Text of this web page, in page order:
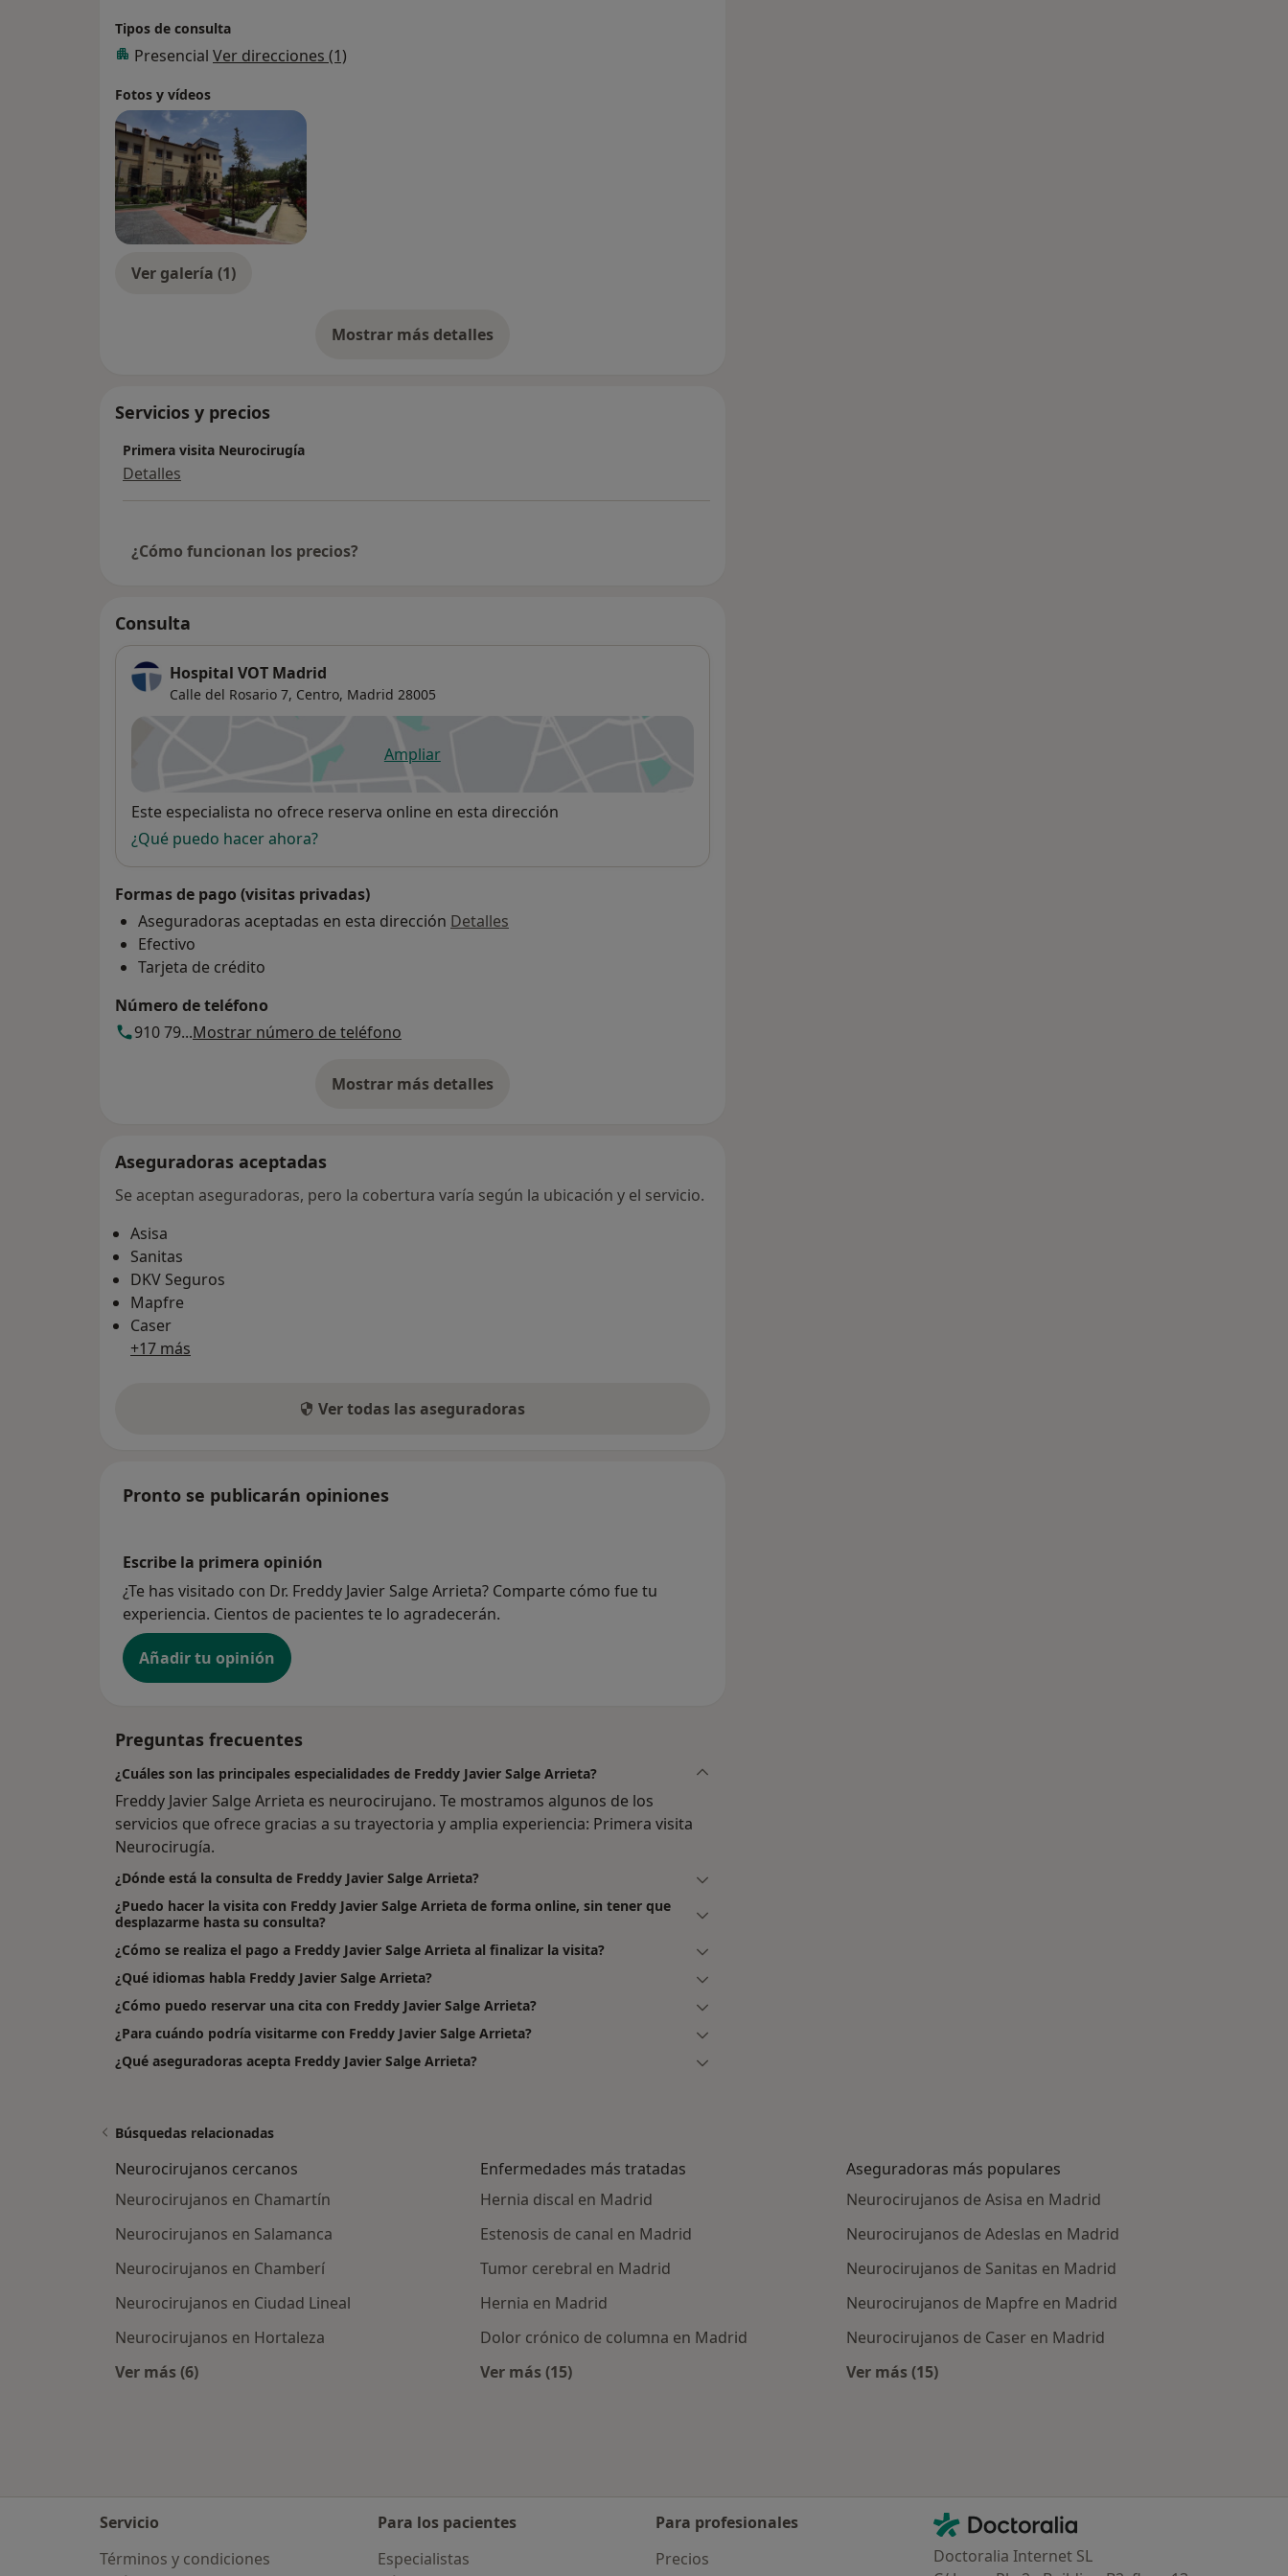
Tipos de consulta
Presencial Ver direcciones (1)
Fotos y vídeos
Ver galería (1)
Mostrar más detalles
sobre la experiencia
Servicios y precios
Primera visita Neurocirugía
Detalles
¿Cómo funcionan los precios?
Consulta
Hospital VOT Madrid
Calle del Rosario 7, Centro, Madrid 28005
Ampliarse abre en una nueva pestaña
Disponibilidad
Este especialista no ofrece reserva online en esta dirección
¿Qué puedo hacer ahora?
Formas de pago (visitas privadas)
Aseguradoras aceptadas en esta dirección Detalles
Efectivo
Tarjeta de crédito
Número de teléfono
910 79...Mostrar número de teléfono
Mostrar más detalles
sobre la dirección
Aseguradoras aceptadas
Se aceptan aseguradoras, pero la cobertura varía según la ubicación y el servicio.
Asisa
Sanitas
DKV Seguros
Mapfre
Caser
+17 más
Ver todas las aseguradoras
Pronto se publicarán opiniones
Escribe la primera opinión
¿Te has visitado con Dr. Freddy Javier Salge Arrieta? Comparte cómo fue tu
experiencia. Cientos de pacientes te lo agradecerán.
Añadir tu opinión
Preguntas frecuentes
¿Cuáles son las principales especialidades de Freddy Javier Salge Arrieta?
Freddy Javier Salge Arrieta es neurocirujano. Te mostramos algunos de los
servicios que ofrece gracias a su trayectoria y amplia experiencia: Primera visita
Neurocirugía.
¿Dónde está la consulta de Freddy Javier Salge Arrieta?
¿Puedo hacer la visita con Freddy Javier Salge Arrieta de forma online, sin tener que
desplazarme hasta su consulta?
¿Cómo se realiza el pago a Freddy Javier Salge Arrieta al finalizar la visita?
¿Qué idiomas habla Freddy Javier Salge Arrieta?
¿Cómo puedo reservar una cita con Freddy Javier Salge Arrieta?
¿Para cuándo podría visitarme con Freddy Javier Salge Arrieta?
¿Qué aseguradoras acepta Freddy Javier Salge Arrieta?
Búsquedas relacionadas
Neurocirujanos cercanos
Neurocirujanos en Chamartín
Neurocirujanos en Salamanca
Neurocirujanos en Chamberí
Neurocirujanos en Ciudad Lineal
Neurocirujanos en Hortaleza
Ver más (6)
Enfermedades más tratadas
Hernia discal en Madrid
Estenosis de canal en Madrid
Tumor cerebral en Madrid
Hernia en Madrid
Dolor crónico de columna en Madrid
Ver más (15)
Aseguradoras más populares
Neurocirujanos de Asisa en Madrid
Neurocirujanos de Adeslas en Madrid
Neurocirujanos de Sanitas en Madrid
Neurocirujanos de Mapfre en Madrid
Neurocirujanos de Caser en Madrid
Ver más (15)
Servicio
Términos y condiciones
Para los pacientes
Especialistas
Para profesionales
Precios
Contacto
Doctoralia - Página de inicio
Doctoralia Internet SL